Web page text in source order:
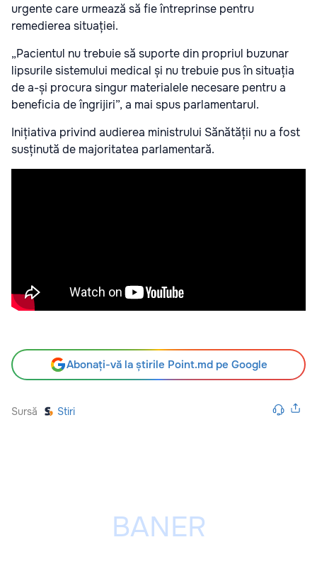
urgente care urmează să fie întreprinse pentru
remedierea situației.
„Pacientul nu trebuie să suporte din propriul buzunar
lipsurile sistemului medical și nu trebuie pus în situația
de a-și procura singur materialele necesare pentru a
beneficia de îngrijiri”, a mai spus parlamentarul.
Inițiativa privind audierea ministrului Sănătății nu a fost
susținută de majoritatea parlamentară.
Abonați-vă la știrile Point.md pe Google
Sursă Stiri